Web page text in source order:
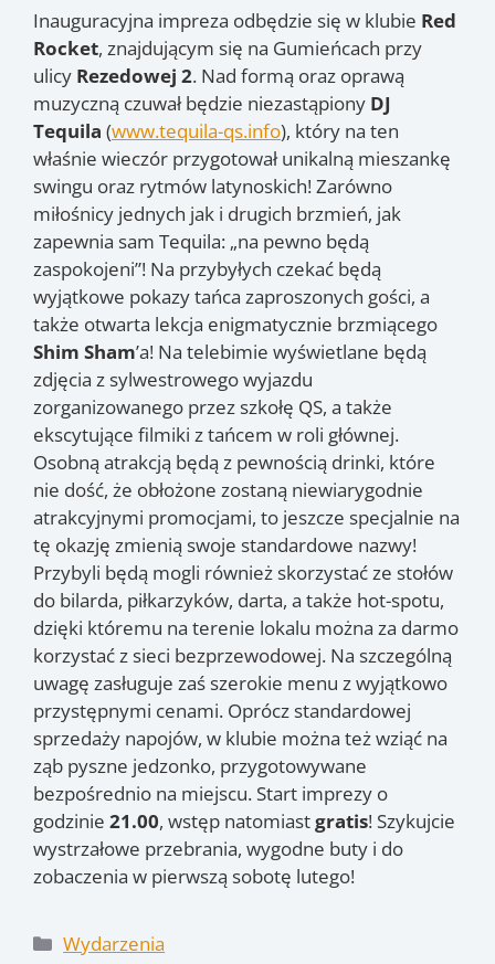
Inauguracyjna impreza odbędzie się w klubie Red
Rocket, znajdującym się na Gumieńcach przy
ulicy Rezedowej 2. Nad formą oraz oprawą
muzyczną czuwał będzie niezastąpiony DJ
Tequila (www.tequila-qs.info), który na ten
właśnie wieczór przygotował unikalną mieszankę
swingu oraz rytmów latynoskich! Zarówno
miłośnicy jednych jak i drugich brzmień, jak
zapewnia sam Tequila: „na pewno będą
zaspokojeni”! Na przybyłych czekać będą
wyjątkowe pokazy tańca zaproszonych gości, a
także otwarta lekcja enigmatycznie brzmiącego
Shim Sham’a! Na telebimie wyświetlane będą
zdjęcia z sylwestrowego wyjazdu
zorganizowanego przez szkołę QS, a także
ekscytujące filmiki z tańcem w roli głównej.
Osobną atrakcją będą z pewnością drinki, które
nie dość, że obłożone zostaną niewiarygodnie
atrakcyjnymi promocjami, to jeszcze specjalnie na
tę okazję zmienią swoje standardowe nazwy!
Przybyli będą mogli również skorzystać ze stołów
do bilarda, piłkarzyków, darta, a także hot-spotu,
dzięki któremu na terenie lokalu można za darmo
korzystać z sieci bezprzewodowej. Na szczególną
uwagę zasługuje zaś szerokie menu z wyjątkowo
przystępnymi cenami. Oprócz standardowej
sprzedaży napojów, w klubie można też wziąć na
ząb pyszne jedzonko, przygotowywane
bezpośrednio na miejscu. Start imprezy o
godzinie 21.00, wstęp natomiastgratis! Szykujcie
wystrzałowe przebrania, wygodne buty i do
zobaczenia w pierwszą sobotę lutego!
Kategorie
Wydarzenia